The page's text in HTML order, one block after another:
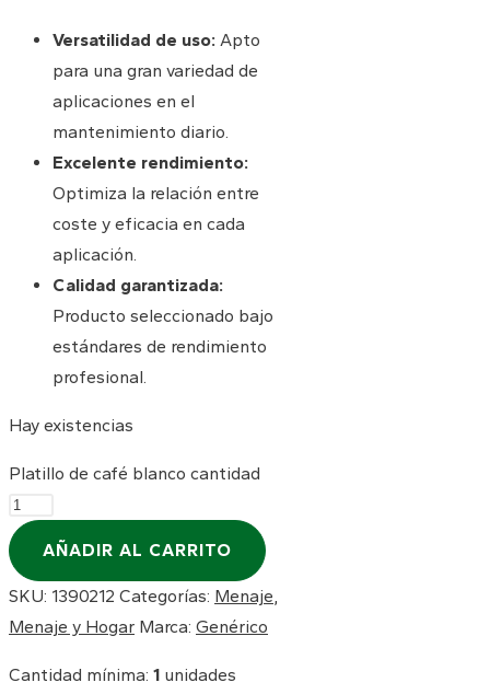
Versatilidad de uso: Apto
para una gran variedad de
aplicaciones en el
mantenimiento diario.
Excelente rendimiento:
Optimiza la relación entre
coste y eficacia en cada
aplicación.
Calidad garantizada:
Producto seleccionado bajo
estándares de rendimiento
profesional.
Hay existencias
Platillo de café blanco cantidad
AÑADIR AL CARRITO
SKU: 1390212 Categorías: Menaje,
Menaje y Hogar Marca: Genérico
Cantidad mínima: 1 unidades